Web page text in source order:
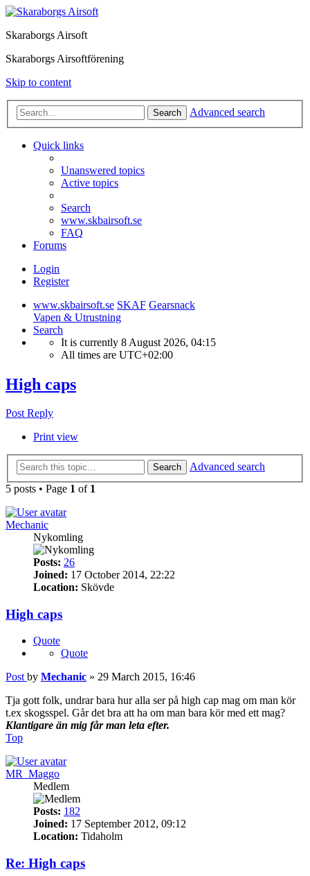
Skaraborgs Airsoft
Skaraborgs Airsoftförening
Skip to content
Search Advanced search
Quick links
Unanswered topics
Active topics
Search
www.skbairsoft.se
FAQ
Forums
Login
Register
www.skbairsoft.se SKAF Gearsnack
Vapen & Utrustning
Search
It is currently 8 August 2026, 04:15
All times are UTC+02:00
High caps
Post Reply
Print view
Search
Advanced search
5 posts • Page 1 of 1
Mechanic
Nykomling
Posts: 26
Joined: 17 October 2014, 22:22
Location: Skövde
High caps
Quote
Quote
Post by Mechanic » 29 March 2015, 16:46
Tja gott folk, undrar bara hur alla ser på high cap mag om man kör
t.ex skogsspel. Går det bra att ha om man bara kör med ett mag?
Klantigare än mig får man leta efter.
Top
MR_Maggo
Medlem
Posts: 182
Joined: 17 September 2012, 09:12
Location: Tidaholm
Re: High caps